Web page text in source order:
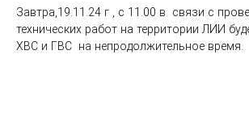
Завтра,19.11.24 г , с 11.00 в  связи с
технических работ на территории ЛИИ
ХВС и ГВС  на непродолжительное время.